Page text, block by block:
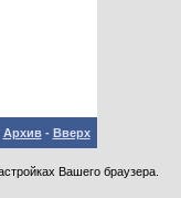
Архив- Вверх
Вашего браузера.